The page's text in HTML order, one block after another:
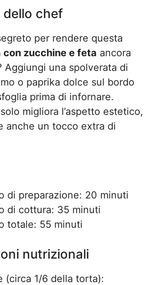
dello chef
per rendere questa
con zucchine e feta ancora
Aggiungi una spolverata di
o paprika dolce sul bordo
prima di infornare.
migliora l’aspetto estetico,
anche un tocco extra di
di preparazione: 20 minuti
di cottura: 35 minuti
totale: 55 minuti
nutrizionali
(circa 1/6 della torta):